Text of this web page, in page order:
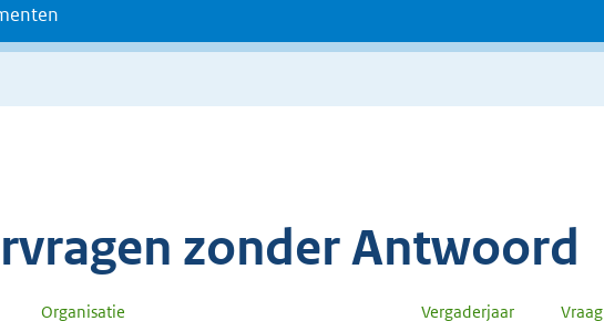
zonder Antwoord
Organisatie Vergaderjaar Vraag